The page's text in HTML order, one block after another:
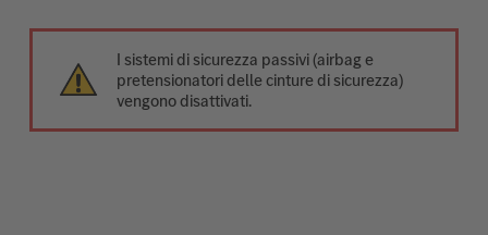
I sistemi di sicurezza passivi (airbag e
pretensionatori delle cinture di sicurezza)
vengono disattivati.